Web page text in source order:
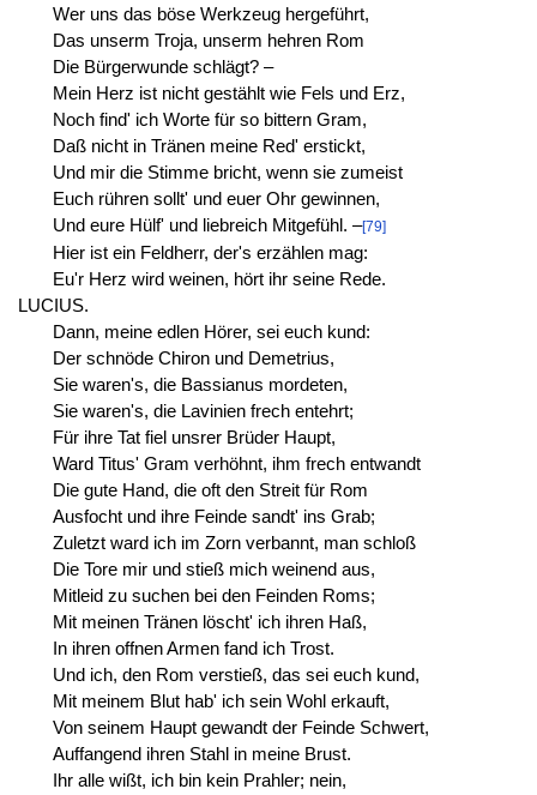
Wer uns das böse Werkzeug hergeführt,
Das unserm Troja, unserm hehren Rom
Die Bürgerwunde schlägt? –
Mein Herz ist nicht gestählt wie Fels und Erz,
Noch find' ich Worte für so bittern Gram,
Daß nicht in Tränen meine Red' erstickt,
Und mir die Stimme bricht, wenn sie zumeist
Euch rühren sollt' und euer Ohr gewinnen,
Und eure Hülf' und liebreich Mitgefühl. –[79]
Hier ist ein Feldherr, der's erzählen mag:
Eu'r Herz wird weinen, hört ihr seine Rede.
LUCIUS.
Dann, meine edlen Hörer, sei euch kund:
Der schnöde Chiron und Demetrius,
Sie waren's, die Bassianus mordeten,
Sie waren's, die Lavinien frech entehrt;
Für ihre Tat fiel unsrer Brüder Haupt,
Ward Titus' Gram verhöhnt, ihm frech entwandt
Die gute Hand, die oft den Streit für Rom
Ausfocht und ihre Feinde sandt' ins Grab;
Zuletzt ward ich im Zorn verbannt, man schloß
Die Tore mir und stieß mich weinend aus,
Mitleid zu suchen bei den Feinden Roms;
Mit meinen Tränen löscht' ich ihren Haß,
In ihren offnen Armen fand ich Trost.
Und ich, den Rom verstieß, das sei euch kund,
Mit meinem Blut hab' ich sein Wohl erkauft,
Von seinem Haupt gewandt der Feinde Schwert,
Auffangend ihren Stahl in meine Brust.
Ihr alle wißt, ich bin kein Prahler; nein,